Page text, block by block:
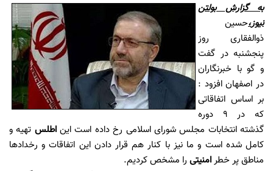
به گزارشبولتن
نیوز،حسین
ذوالفقاری روز
پنجشنبه در گفت
و گو با خبرنگاران
در اصفهان افزود :
بر اساس اتفاقاتی
که در 9 دوره
گذشته انتخابات مجلس شورای اسلامی رخ داده است ایناطلس تهیه و
کامل شده است و ما نیز با کنار هم قرار دادن این اتفاقات و رخدادها
مناطق پر خطرامنیتی را مشخص کردیم.